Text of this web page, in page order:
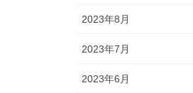
2023年8月
2023年7月
2023年6月